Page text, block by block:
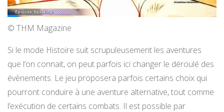
© THM Magazine
Si le mode Histoire suit scrupuleusement les aventures
que l’on connait, on peut parfois ici changer le déroulé des
évènements. Le jeu proposera parfois certains choix qui
pourront conduire à une aventure alternative, tout comme
l’exécution de certains combats. Il est possible par